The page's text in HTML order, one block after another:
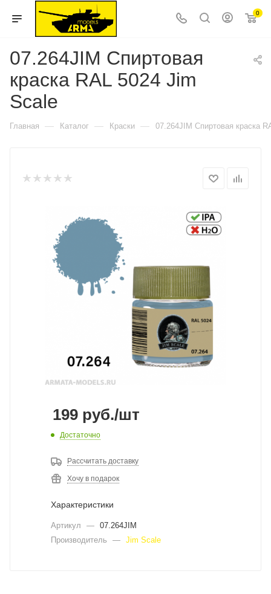
0
07.264JIM Спиртовая
краска RAL 5024 Jim
Scale
Главная — Каталог — Краски — 07.264JIM Спиртовая краска
199 руб./шт
Достаточно
Рассчитать доставку
Хочу в подарок
Характеристики
Артикул — 07.264JIM
Производитель
— Jim Scale